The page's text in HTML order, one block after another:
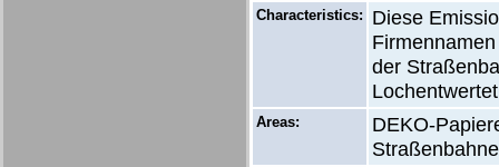
Characteristics:
Diese
der
Areas:
DEKO-